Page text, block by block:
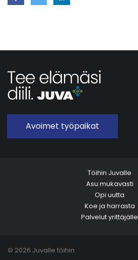
Avoimet työpaikat
Töihin Juvalle
Asu mukavasti
Opi uutta
Koe ja harrasta
Palvelut yrittäjälle
© 2026 Juvalle töihin